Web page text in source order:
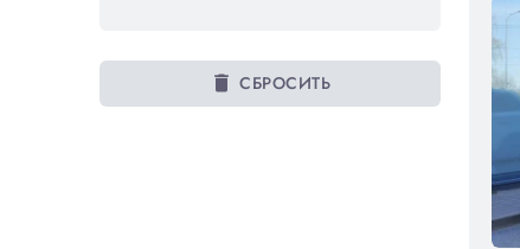
delete СБРОСИТЬ